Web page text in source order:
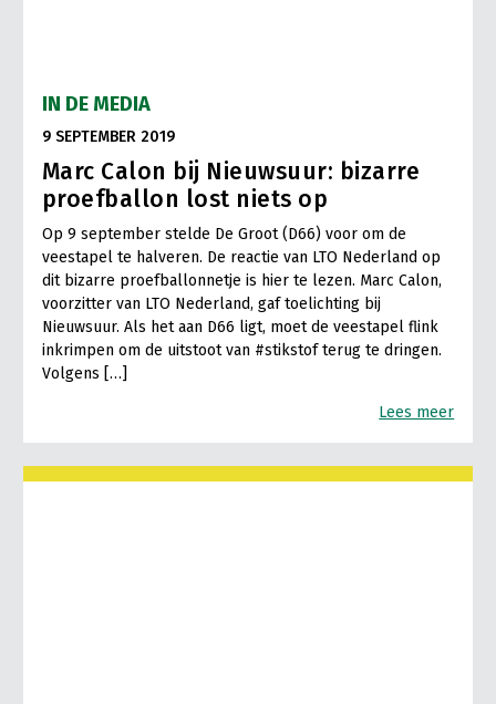
IN DE MEDIA
9 SEPTEMBER 2019
Marc Calon bij Nieuwsuur: bizarre
proefballon lost niets op
Op 9 september stelde De Groot (D66) voor om de
veestapel te halveren. De reactie van LTO Nederland op
dit bizarre proefballonnetje is hier te lezen. Marc Calon,
voorzitter van LTO Nederland, gaf toelichting bij
Nieuwsuur. Als het aan D66 ligt, moet de veestapel flink
inkrimpen om de uitstoot van #stikstof terug te dringen.
Volgens […]
Lees meer